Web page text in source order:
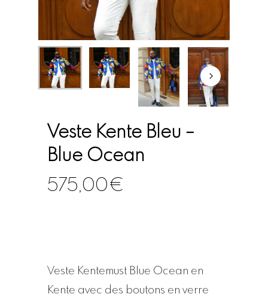
Veste Kente Bleu –
Blue Ocean
575,00€
Veste Kentemust Blue Ocean en
Kente avec des boutons en verre